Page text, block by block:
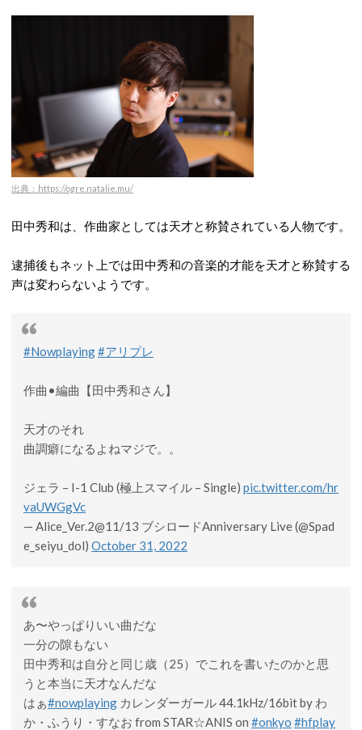
出典：https://ogre.natalie.mu/
田中秀和は、作曲家としては天才と称賛されている人物です。
逮捕後もネット上では田中秀和の音楽的才能を天才と称賛する
声は変わらないようです。
#Nowplaying#アリプレ
作曲•編曲【田中秀和さん】
天才のそれ
曲調癖になるよねマジで。。
ジェラ – I-1 Club (極上スマイル – Single) pic.twitter.com/hr
vaUWGgVc
— Alice_Ver.2@11/13 ブシロードAnniversary Live (@Spad
e_seiyu_dol) October 31, 2022
あ〜やっぱりいい曲だな
一分の隙もない
田中秀和は自分と同じ歳（25）でこれを書いたのかと思
うと本当に天才なんだな
はぁ#nowplaying カレンダーガール 44.1kHz/16bit by わ
か・ふうり・すなお from STAR☆ANIS on #onkyo #hfplay